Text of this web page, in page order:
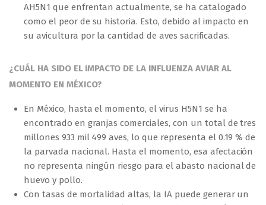
AH5N1 que enfrentan actualmente, se ha catalogado
como el peor de su historia. Esto, debido al impacto en
su avicultura por la cantidad de aves sacrificadas.
¿CUÁL HA SIDO EL IMPACTO DE LA INFLUENZA AVIAR AL
MOMENTO EN MÉXICO?
En México, hasta el momento, el virus H5N1 se ha
encontrado en granjas comerciales, con un total de tres
millones 933 mil 499 aves, lo que representa el 0.19 % de
la parvada nacional. Hasta el momento, esa afectación
no representa ningún riesgo para el abasto nacional de
huevo y pollo.
Con tasas de mortalidad altas, la IA puede generar un